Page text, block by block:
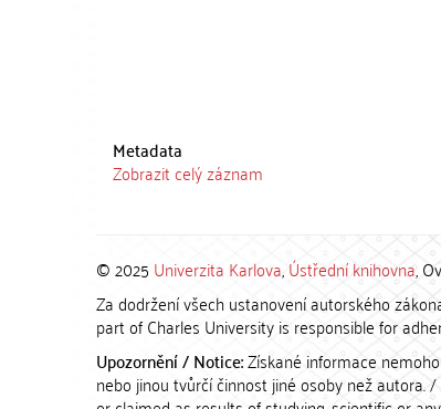
Metadata
Zobrazit celý záznam
© 2025 Univerzita Karlova,Ústřední knihovna,
Za dodržení všech ustanovení autorského
part of Charles University is responsible for
Upozornění / Notice:Získané informace
nebo jinou tvůrčí činnost jiné osoby než autora.